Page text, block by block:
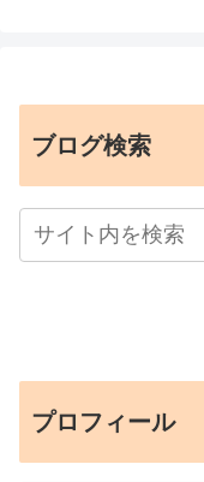
ブログ検索
プロフィール